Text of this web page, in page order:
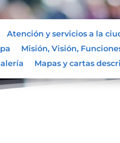
Atención y servicios a la
Misión, Visión,
Mapas y cartas
9 Tablas de retención